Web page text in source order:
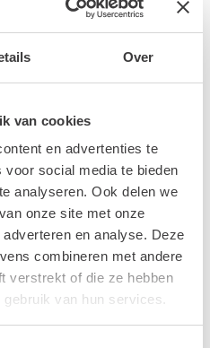
Over
van cookies
en advertenties te
social media te bieden
analyseren. Ook delen we
onze site met onze
en analyse. Deze
combineren met andere
verstrekt of die ze hebben
van hun services.